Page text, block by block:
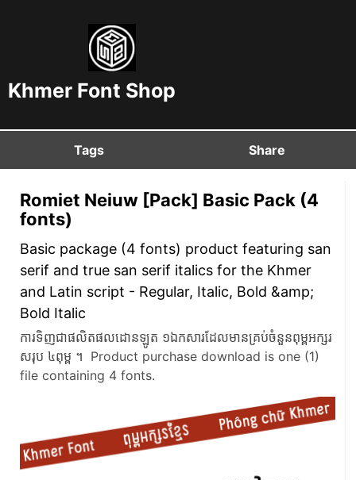
Khmer Font Shop
Tags Share
Romiet Neiuw [Pack] Basic Pack (4
fonts)
Basic package (4 fonts) product featuring san
serif and true san serif italics for the Khmer
and Latin script - Regular, Italic, Bold &amp;
Bold Italic
ការទិញជាផលិតផលដោនឡូត ១ឯកសារដែលមានគ្រប់ចំនួនពុម្ពអក្សរ
សរុប ៤ពុម្ព ។ Product purchase download is one (1)
file containing 4 fonts.